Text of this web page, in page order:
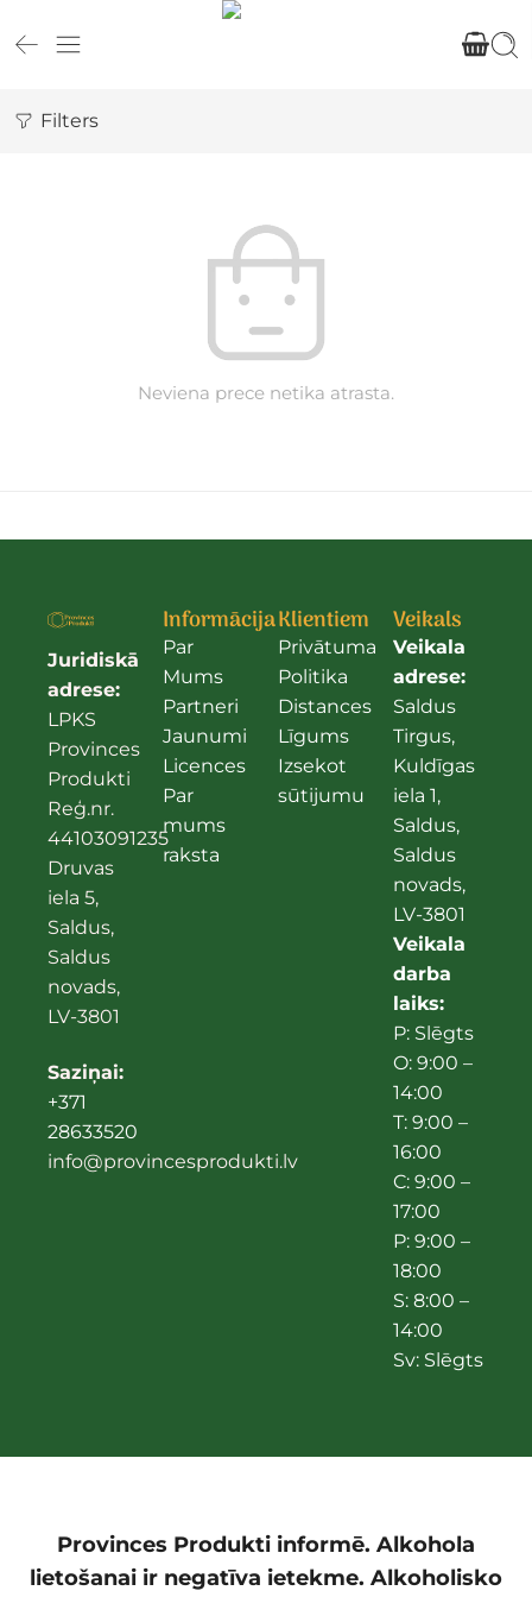
Filters
Neviena prece netika atrasta.
Juridiskā
adrese:
LPKS
Provinces
Produkti
Reģ.nr.
44103091235
Druvas
iela 5,
Saldus,
Saldus
novads,
LV-3801
Saziņai:
+371
28633520
info@provincesprodukti.lv
Informācija
Par
Mums
Partneri
Jaunumi
Licences
Par
mums
raksta
Klientiem
Privātuma
Politika
Distances
Līgums
Izsekot
sūtijumu
Veikals
Veikala
adrese:
Saldus
Tirgus,
Kuldīgas
iela 1,
Saldus,
Saldus
novads,
LV-3801
Veikala
darba
laiks:
P: Slēgts
O: 9:00 –
14:00
T: 9:00 –
16:00
C: 9:00 –
17:00
P: 9:00 –
18:00
S: 8:00 –
14:00
Sv: Slēgts
Provinces Produkti informē. Alkohola
lietošanai ir negatīva ietekme. Alkoholisko